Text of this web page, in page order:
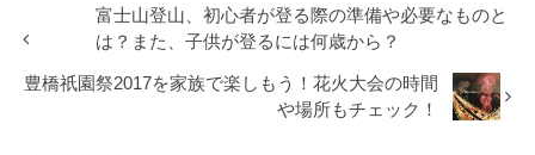
富士山登山、初心者が登る際の準備や必要なものと
は？また、子供が登るには何歳から？
豊橋祇園祭2017を家族で楽しもう！花火大会の時間
や場所もチェック！